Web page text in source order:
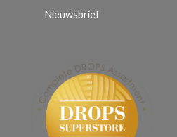
Nieuwsbrief